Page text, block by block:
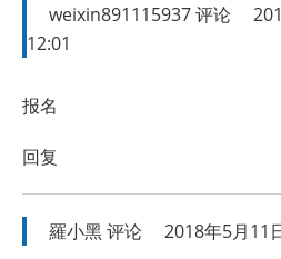
weixin891115937评论
12:01
报名
回复
羅小黑评论 2018年5月11